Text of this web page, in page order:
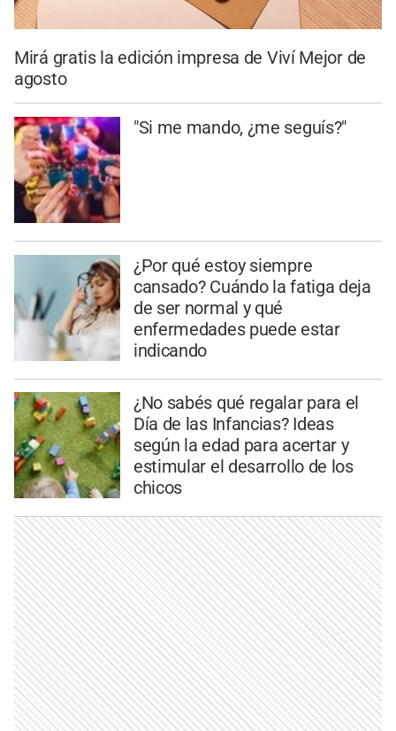
Mirá gratis la edición impresa de Viví Mejor de
agosto
"Si me mando, ¿me seguís?"
¿Por qué estoy siempre
cansado? Cuándo la fatiga deja
de ser normal y qué
enfermedades puede estar
indicando
¿No sabés qué regalar para el
Día de las Infancias? Ideas
según la edad para acertar y
estimular el desarrollo de los
chicos